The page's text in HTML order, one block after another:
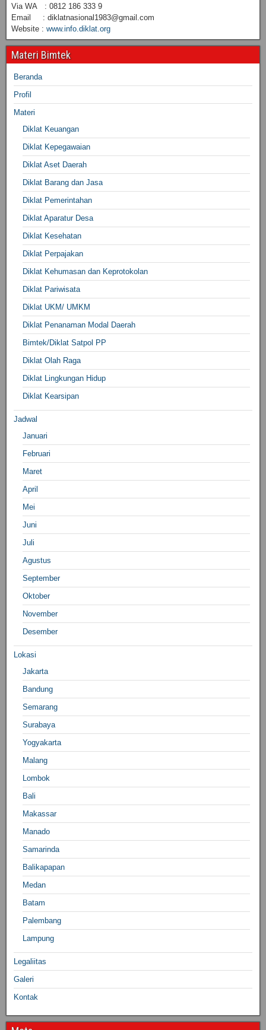
Via WA : 0812 186 333 9
Email : diklatnasional1983@gmail.com
Website : www.info.diklat.org
Materi Bimtek
Beranda
Profil
Materi
Diklat Keuangan
Diklat Kepegawaian
Diklat Aset Daerah
Diklat Barang dan Jasa
Diklat Pemerintahan
Diklat Aparatur Desa
Diklat Kesehatan
Diklat Perpajakan
Diklat Kehumasan dan Keprotokolan
Diklat Pariwisata
Diklat UKM/ UMKM
Diklat Penanaman Modal Daerah
Bimtek/Diklat Satpol PP
Diklat Olah Raga
Diklat Lingkungan Hidup
Diklat Kearsipan
Jadwal
Januari
Februari
Maret
April
Mei
Juni
Juli
Agustus
September
Oktober
November
Desember
Lokasi
Jakarta
Bandung
Semarang
Surabaya
Yogyakarta
Malang
Lombok
Bali
Makassar
Manado
Samarinda
Balikapapan
Medan
Batam
Palembang
Lampung
Legaliitas
Galeri
Kontak